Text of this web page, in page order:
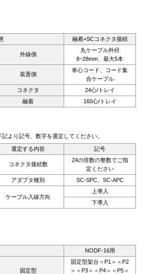
融着+SCコネクタ接続
外線側
丸ケーブル外径
8~28mm、最大5本
装置側
単心コード、コード集
合ケーブル
コネクタ
24心/トレイ
融着
160心/トレイ
より記号、数字を選定してください。
選定する内容 記号
コネクタ接続数
24の倍数の整数でご指
定ください
アダプタ種別
SC-SPC、SC-APC
ケーブル入線方向
上導入
下導入
NODF-16用
固定型
固定型架台＜P1＞＜P2
＞＜P3＞＜P4＞＜P5＞